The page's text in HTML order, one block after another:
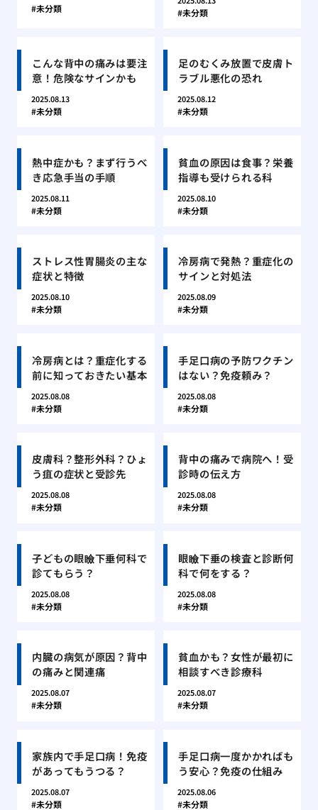
未分類 未分類
こんな背中の痛みは要注
意！危険なサインかも
2025.08.13
未分類
足のむくみ放置で皮膚ト
ラブル悪化の恐れ
2025.08.12
未分類
熱中症かも？まず行うべ
き応急手当の手順
2025.08.11
未分類
貧血の原因は食事？栄養
指導も受けられる科
2025.08.10
未分類
ストレス性胃腸炎の主な
症状と特徴
2025.08.10
未分類
冷房病で発熱？重症化の
サインと対処法
2025.08.09
未分類
冷房病とは？重症化する
前に知っておきたい基本
2025.08.08
未分類
手足口病の予防ワクチン
はない？免疫頼み？
2025.08.08
未分類
皮膚科？整形外科？ひょ
う疽の症状と受診先
2025.08.08
未分類
背中の痛みで病院へ！受
診時の伝え方
2025.08.08
未分類
子どもの眼瞼下垂何科で
診てもらう？
2025.08.08
未分類
眼瞼下垂の検査と診断何
科で何をする？
2025.08.08
未分類
内臓の病気が原因？背中
の痛みと関連痛
2025.08.07
未分類
貧血かも？女性が最初に
相談すべき診療科
2025.08.07
未分類
家族内で手足口病！免疫
があってもうつる？
2025.08.07
未分類
手足口病一度かかればも
う安心？免疫の仕組み
2025.08.06
未分類